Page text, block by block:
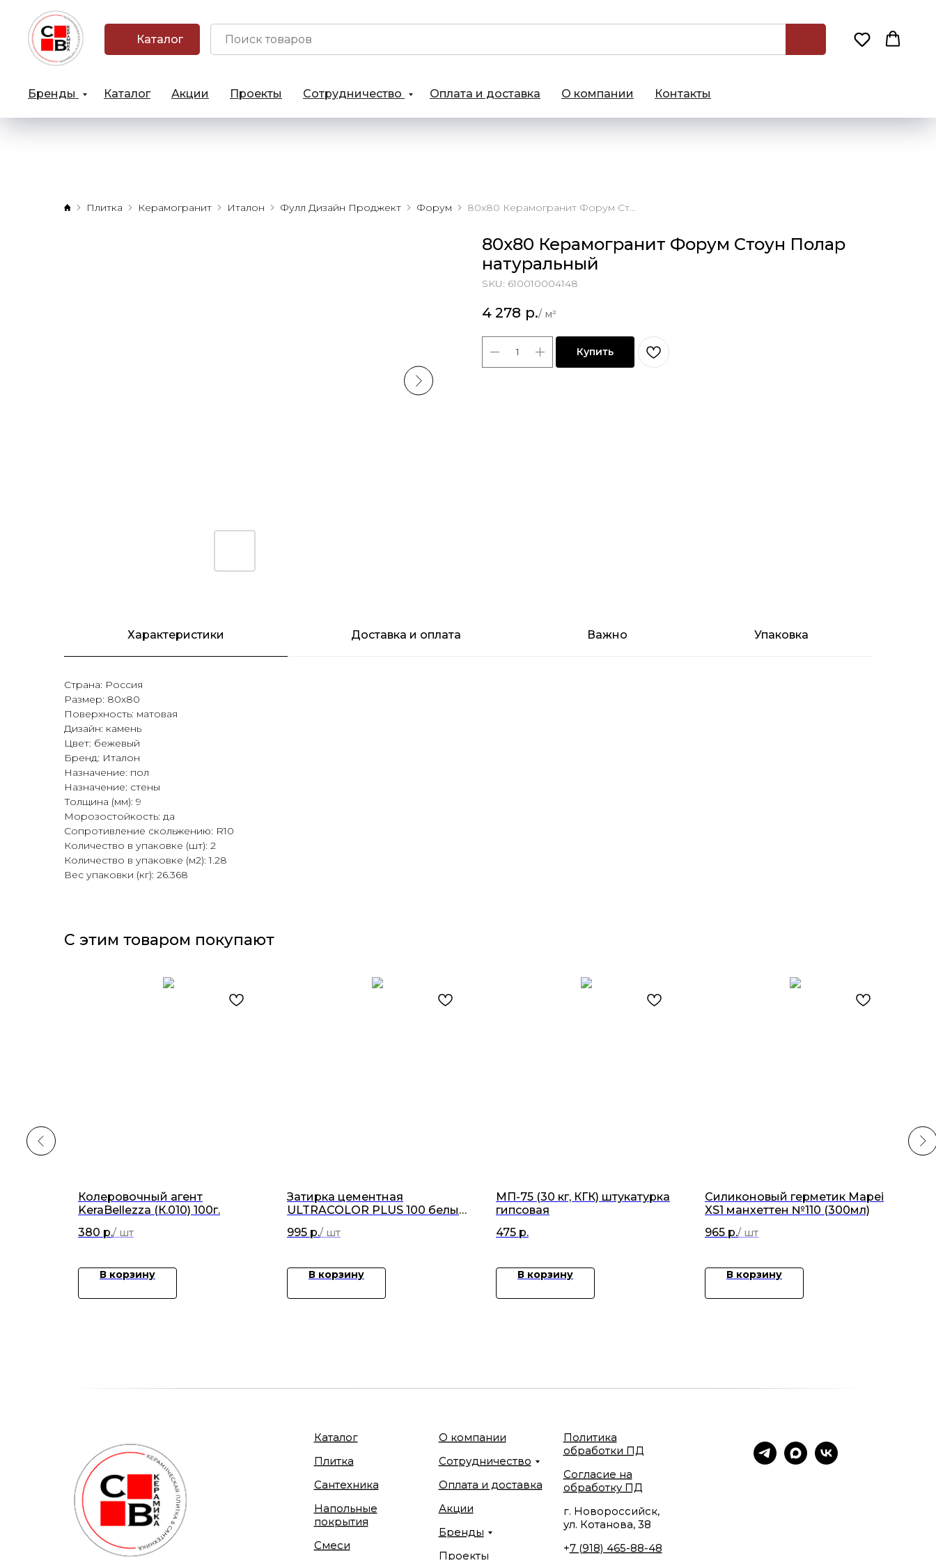
Каталог
Бренды Каталог Акции Проекты Сотрудничество Оплата и доставка О компании Контакты
Плитка Керамогранит Италон Фулл Дизайн Проджект Форум 80x80 Керамогранит Форум Стоун Полар натуральный
80x80 Керамогранит Форум Стоун Полар
натуральный
SKU: 610010004148
4 278 р.
Купить
Характеристики Доставка и оплата Важно Упаковка
Страна: Россия
Размер: 80х80
Поверхность: матовая
Дизайн: камень
Цвет: бежевый
Бренд: Италон
Назначение: пол
Назначение: стены
Толщина (мм): 9
Морозостойкость: да
Сопротивление скольжению: R10
Количество в упаковке (шт): 2
Количество в упаковке (м2): 1.28
Вес упаковки (кг): 26.368
С этим товаром покупают
Колеровочный агент
KeraBellezza (К.010) 100г.
380 р.
В корзину
Затирка цементная
ULTRACOLOR PLUS 100 белый
995 р.
В корзину
МП-75 (30 кг, КГК) штукатурка
гипсовая
475 р.
В корзину
Силиконовый герметик Mapei
XS1 манхеттен №110 (300мл)
965 р.
В корзину
Каталог
Плитка
Сантехника
Напольные
покрытия
Смеси
О компании
Сотрудничество
Оплата и доставка
Акции
Бренды
Проекты
Политика
обработки ПД
Согласие на
обработку ПД
г. Новороссийск,
ул. Котанова, 38
+7 (918) 465-88-48